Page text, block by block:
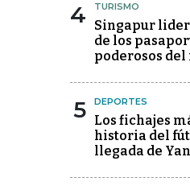
4 TURISMO
Singapur
de los
poderosos del
5 DEPORTES
Los fichajes
historia del
llegada de